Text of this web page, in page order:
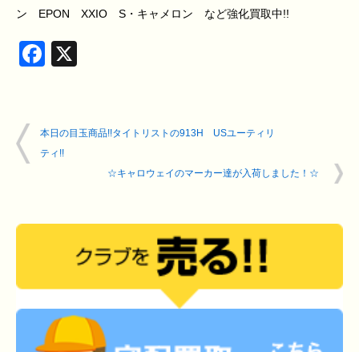
ン EPON XXIO S・キャメロン など強化買取中!!
Facebook
本日の目玉商品!!タイトリストの913H USユーティリ
ティ!!
☆キャロウェイのマーカー達が入荷しました！☆